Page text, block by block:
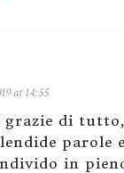
at 14:55
grazie di
parole
in